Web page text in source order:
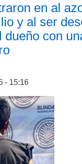
en al
y al ser
dueño con
- 15:16